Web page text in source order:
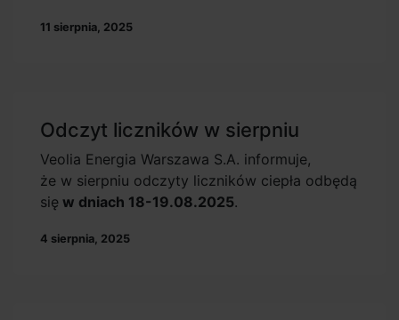
11 sierpnia, 2025
Odczyt liczników w sierpniu
Veolia Energia Warszawa S.A. informuje,
że w sierpniu odczyty liczników ciepła odbędą
się w dniach 18-19.08.2025.
4 sierpnia, 2025